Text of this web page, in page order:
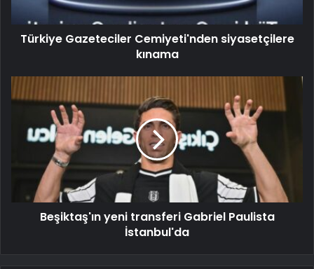
Türkiye Gazeteciler Cemiyeti'nden siyasetçilere
kınama
Beşiktaş'ın yeni transferi Gabriel Paulista
İstanbul'da